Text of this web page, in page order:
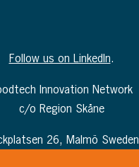
Follow us on LinkedIn.
Innovation Network
c/o Region Skåne
26, Malmö Sweden